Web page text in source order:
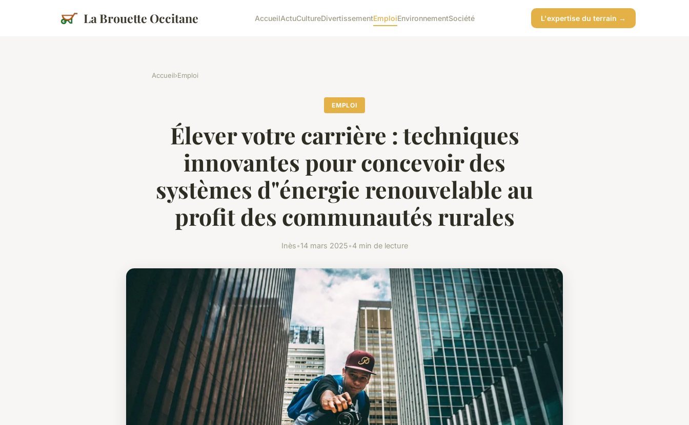
La Brouette Occitane AccueilActuCultureDivertissementEmploiEnvironnementSociété L'expertise du terrain →
Accueil›Emploi
EMPLOI
Élever votre carrière : techniques
innovantes pour concevoir des
systèmes d"énergie renouvelable au
profit des communautés rurales
Inès•14 mars 2025•4 min de lecture